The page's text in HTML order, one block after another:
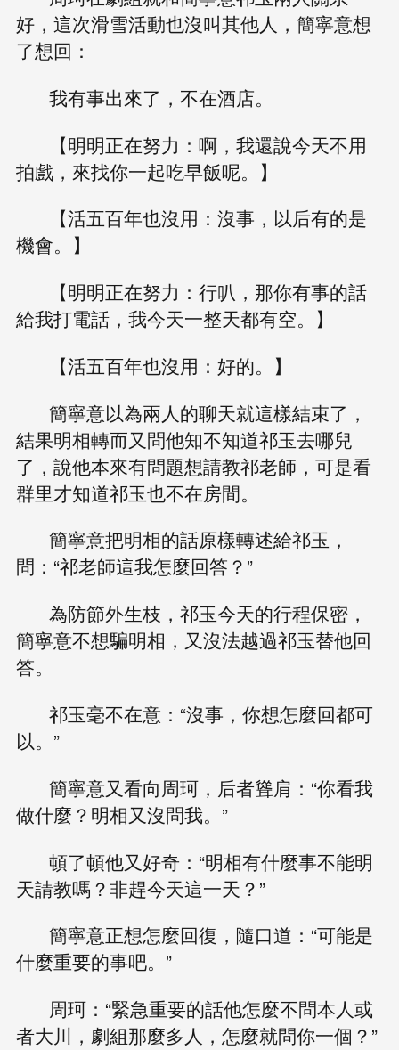
好，這次滑雪活動也沒叫其他人，簡寧意想
了想回：
我有事出來了，不在酒店。
【明明正在努力：啊，我還說今天不用
拍戲，來找你一起吃早飯呢。】
【活五百年也沒用：沒事，以后有的是
機會。】
【明明正在努力：行叭，那你有事的話
給我打電話，我今天一整天都有空。】
【活五百年也沒用：好的。】
簡寧意以為兩人的聊天就這樣結束了，
結果明相轉而又問他知不知道祁玉去哪兒
了，說他本來有問題想請教祁老師，可是看
群里才知道祁玉也不在房間。
簡寧意把明相的話原樣轉述給祁玉，
問：“祁老師這我怎麼回答？”
為防節外生枝，祁玉今天的行程保密，
簡寧意不想騙明相，又沒法越過祁玉替他回
答。
祁玉毫不在意：“沒事，你想怎麼回都可
以。”
簡寧意又看向周珂，后者聳肩：“你看我
做什麼？明相又沒問我。”
頓了頓他又好奇：“明相有什麼事不能明
天請教嗎？非趕今天這一天？”
簡寧意正想怎麼回復，隨口道：“可能是
什麼重要的事吧。”
周珂：“緊急重要的話他怎麼不問本人或
者大川，劇組那麼多人，怎麼就問你一個？”